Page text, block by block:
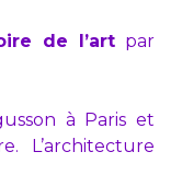
de l’art par
à Paris et
L’architecture